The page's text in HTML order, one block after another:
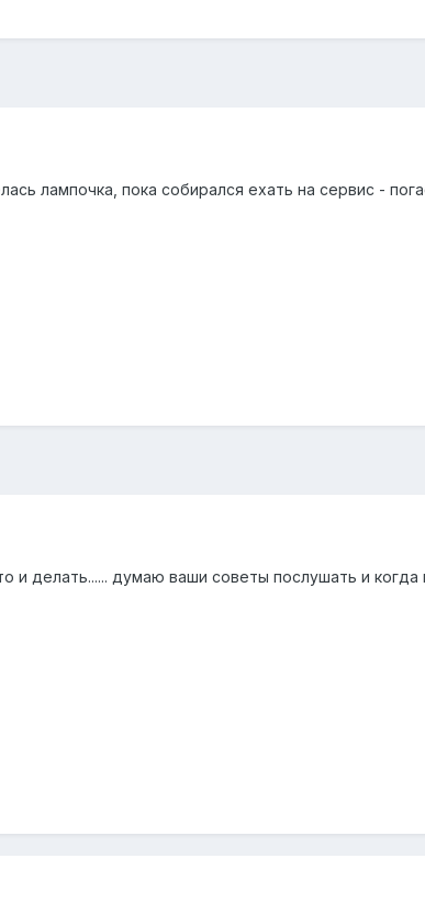
лампочка, пока собирался ехать на сервис -
и делать...... думаю ваши советы послушать и когда